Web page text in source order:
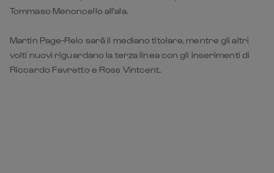
Riccardo Favretto e Ross Vintcent.